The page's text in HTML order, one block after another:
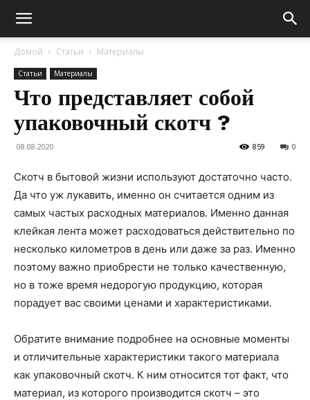
Домой Статьи Материалы
Статьи Материалы
Что представляет собой
упаковочный скотч ?
08.08.2020 0
859
Скотч в бытовой жизни используют достаточно часто.
Да что уж лукавить, именно он считается одним из
самых частых расходных материалов. Именно данная
клейкая лента может расходоваться действительно по
несколько километров в день или даже за раз. Именно
поэтому важно приобрести не только качественную,
но в тоже время недорогую продукцию, которая
порадует вас своими ценами и характеристиками.
Обратите внимание подробнее на основные моменты
и отличительные характеристики такого материала
как упаковочный скотч. К ним относится тот факт, что
материал, из которого производится скотч – это